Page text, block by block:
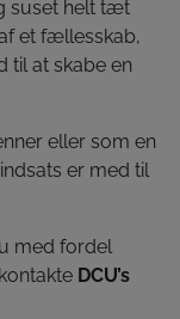
suset helt tæt
et fællesskab,
til at skabe en
eller som en
er med til
med fordel
DCU’s